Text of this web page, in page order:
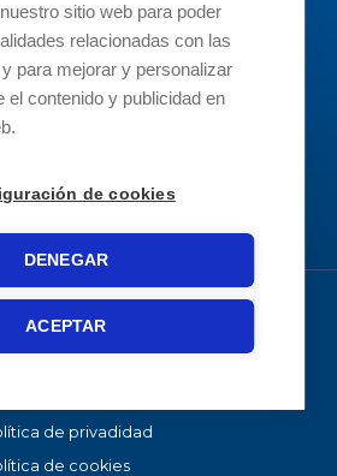
sitio web para poder
relacionadas con las
para mejorar y personalizar
el contenido y publicidad en
de cookies
DENEGAR
ACEPTAR
93 519 3894
© 2026 Revertis
de privadidad
de cookies